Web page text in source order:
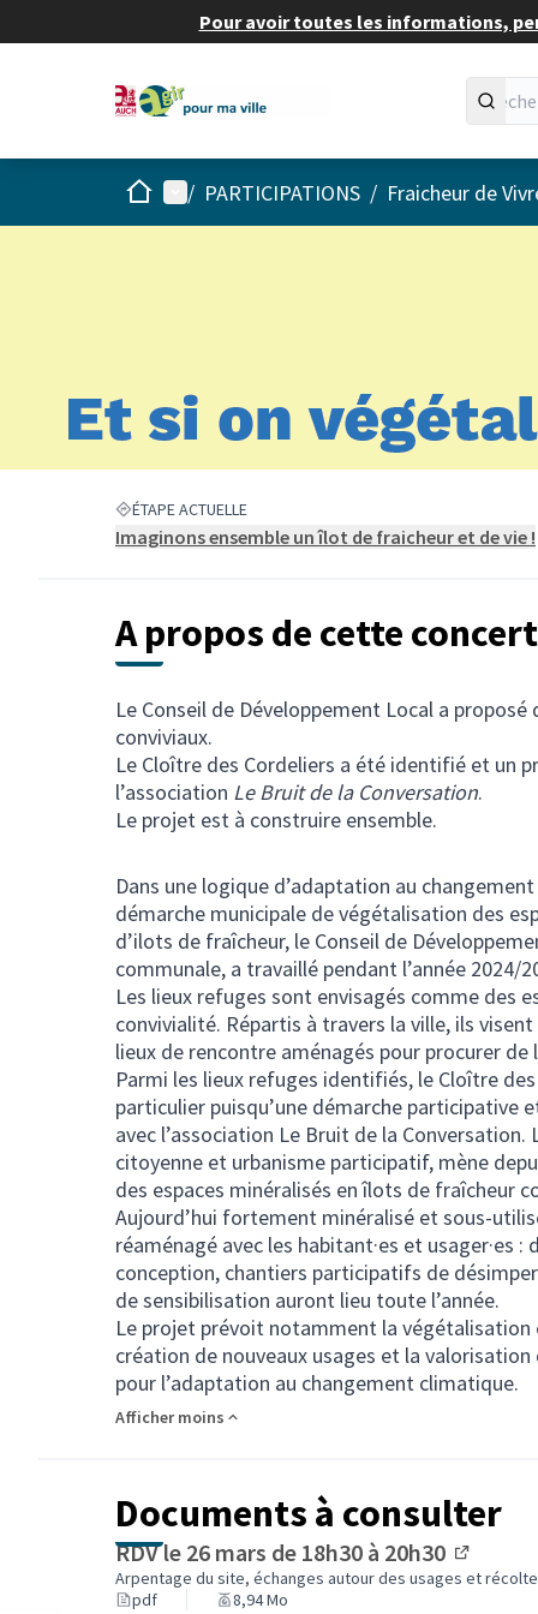
Pour avoir toutes les informations,
AccueilMenu principal
/ PARTICIPATIONS / Fraicheur de
ÉTAPE ACTUELLE
Imaginons ensemble un îlot de fraicheur et de vie !
A propos de cette
Le Conseil de Développement Local a
conviviaux.
Le Cloître des Cordeliers a été identifié et un
l’association Le Bruit de la Conversation.
Le projet est à construire ensemble.
Dans une logique d’adaptation au
démarche municipale de végétalisation des
d’ilots de fraîcheur, le Conseil de
communale, a travaillé pendant l’année 2024/
Les lieux refuges sont envisagés comme des
convivialité. Répartis à travers la ville, ils
lieux de rencontre aménagés pour procurer de
Parmi les lieux refuges identifiés, le Cloître
particulier puisqu’une démarche participative
avec l’association Le Bruit de la
citoyenne et urbanisme participatif, mène
des espaces minéralisés en îlots de fraîcheur
Aujourd’hui fortement minéralisé et sous-
réaménagé avec les habitant·es et usager·es
conception, chantiers participatifs de
de sensibilisation auront lieu toute l’année.
Le projet prévoit notamment la végétalisation
création de nouveaux usages et la
pour l’adaptation au changement climatique.
Afficher moins
Documents à consulter
RDV le 26 mars de 18h30 à 20h30
(Lien
Arpentage du site, échanges autour des usages et
pdf
8,94 Mo